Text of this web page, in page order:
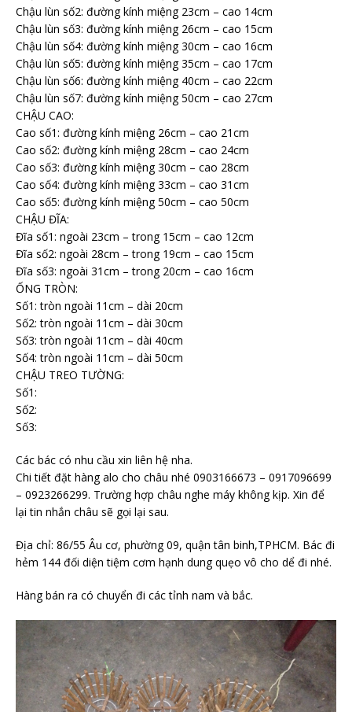
Chậu lùn số2: đường kính miệng 23cm – cao 14cm
Chậu lùn số3: đường kính miệng 26cm – cao 15cm
Chậu lùn số4: đường kính miệng 30cm – cao 16cm
Chậu lùn số5: đường kính miệng 35cm – cao 17cm
Chậu lùn số6: đường kính miệng 40cm – cao 22cm
Chậu lùn số7: đường kính miệng 50cm – cao 27cm
CHẬU CAO:
Cao số1: đường kính miệng 26cm – cao 21cm
Cao số2: đường kính miệng 28cm – cao 24cm
Cao số3: đường kính miệng 30cm – cao 28cm
Cao số4: đường kính miệng 33cm – cao 31cm
Cao số5: đường kính miệng 50cm – cao 50cm
CHẬU ĐĨA:
Đĩa số1: ngoài 23cm – trong 15cm – cao 12cm
Đĩa số2: ngoài 28cm – trong 19cm – cao 15cm
Đĩa số3: ngoài 31cm – trong 20cm – cao 16cm
ỐNG TRÒN:
Số1: tròn ngoài 11cm – dài 20cm
Số2: tròn ngoài 11cm – dài 30cm
Số3: tròn ngoài 11cm – dài 40cm
Số4: tròn ngoài 11cm – dài 50cm
CHẬU TREO TƯỜNG:
Số1:
Số2:
Số3:
Các bác có nhu cầu xin liên hệ nha.
Chi tiết đặt hàng alo cho châu nhé 0903166673 – 0917096699
– 0923266299. Trường hợp châu nghe máy không kịp. Xin để
lại tin nhắn châu sẽ gọi lại sau.
Địa chỉ: 86/55 Âu cơ, phường 09, quận tân binh,TPHCM. Bác đi
hẻm 144 đối diện tiệm cơm hạnh dung quẹo vô cho dể đi nhé.
Hàng bán ra có chuyển đi các tỉnh nam và bắc.